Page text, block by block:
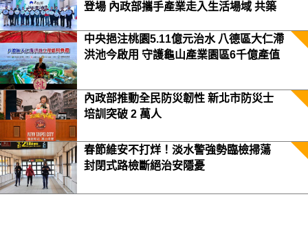
登場 內政部攜手產業走入生活場域 共築
中央挹注桃園5.11億元治水 八德區大仁滯
洪池今啟用 守護龜山產業園區6千億產值
內政部推動全民防災韌性 新北市防災士
培訓突破 2 萬人
春節維安不打烊！淡水警強勢臨檢掃蕩
封閉式路檢斷絕治安隱憂